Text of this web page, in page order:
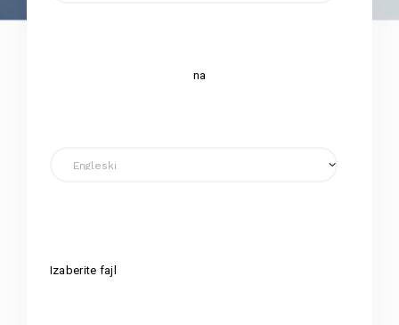
na
Izaberite fajl